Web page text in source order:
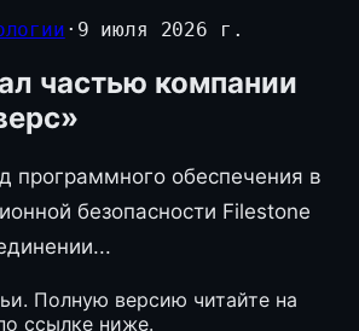
· 9 июля 2026 г.
частью компании
программного обеспечения в
безопасности Filestone
Полную версию читайте на
ссылке ниже.